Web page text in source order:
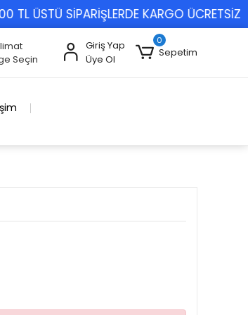
ÜSTÜ SİPARİŞLERDE KARGO ÜCRETSİZ
Seçin
Giriş Yap
Üye Ol
0
Sepetim